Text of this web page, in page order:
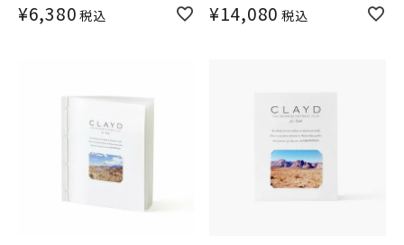
¥6,380 税込 ¥14,080 税込